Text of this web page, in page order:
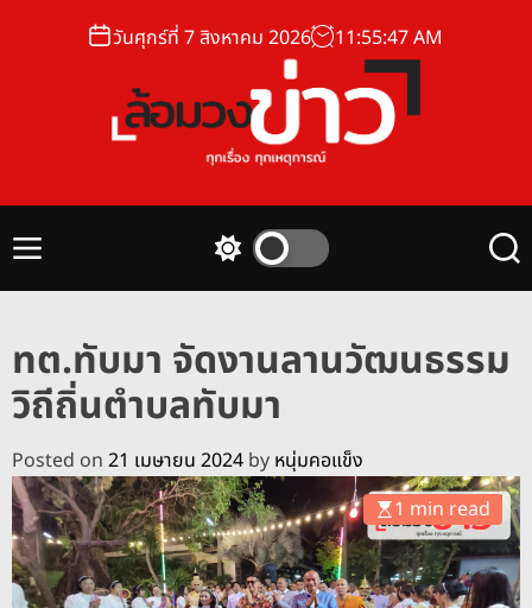
วันศุกร์ที่ 7 สิงหาคม 2026 11:55:48AM
อ
า
ว
M
c
h
c
o
l
o
r
m
o
d
e
S
c
h
ทต.ทับมา จัดงานลานวัฒนธรรม
วิถีถิ่นตำบลทับมา
Posted on 21 เมษายน 2024 by หนุ่มคอแข็ง
1 min read